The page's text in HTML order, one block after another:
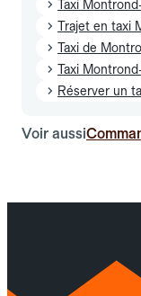
Taxi
Trajet en taxi
Taxi de
Taxi
Réserver un
Voir aussi